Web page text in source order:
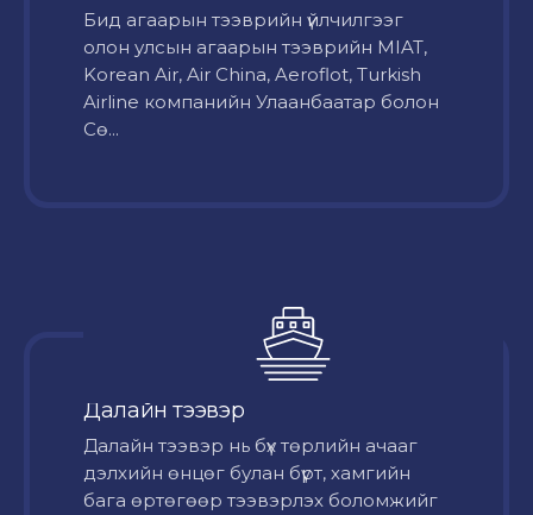
Бид агаарын тээврийн үйлчилгээг
олон улсын агаарын тээврийн MIAT,
Korean Air, Air China, Aeroflot, Turkish
Airline компанийн Улаанбаатар болон
Сө...
Далайн тээвэр
Далайн тээвэр нь бүх төрлийн ачааг
дэлхийн өнцөг булан бүрт, хамгийн
бага өртөгөөр тээвэрлэх боломжийг